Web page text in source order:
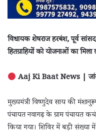
विधायक शेषराज हरबंश, पूर्व
हितग्राहियों को योजनाओं का मिला
Aaj Ki Baat News |
मुख्यमंत्री विष्णुदेव साय की
पंचायत नवागढ़ के ग्राम पंचायत
किया गया। शिविर में बड़ी संख्या